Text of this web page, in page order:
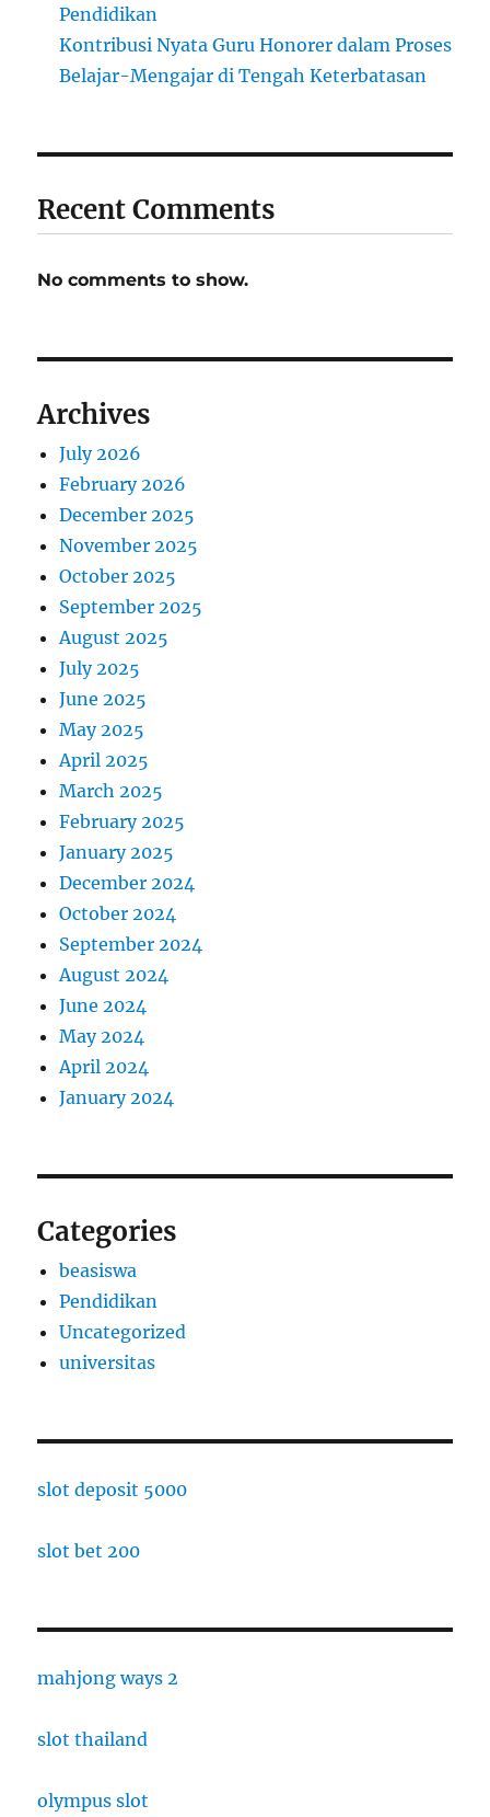
Pendidikan
Kontribusi Nyata Guru Honorer dalam Proses
Belajar-Mengajar di Tengah Keterbatasan
Recent Comments
No comments to show.
Archives
July 2026
February 2026
December 2025
November 2025
October 2025
September 2025
August 2025
July 2025
June 2025
May 2025
April 2025
March 2025
February 2025
January 2025
December 2024
October 2024
September 2024
August 2024
June 2024
May 2024
April 2024
January 2024
Categories
beasiswa
Pendidikan
Uncategorized
universitas
slot deposit 5000
slot bet 200
mahjong ways 2
slot thailand
olympus slot